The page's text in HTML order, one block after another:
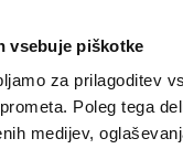
vsebuje piškotke
za prilagoditev
Poleg tega
medijev, NOVICE